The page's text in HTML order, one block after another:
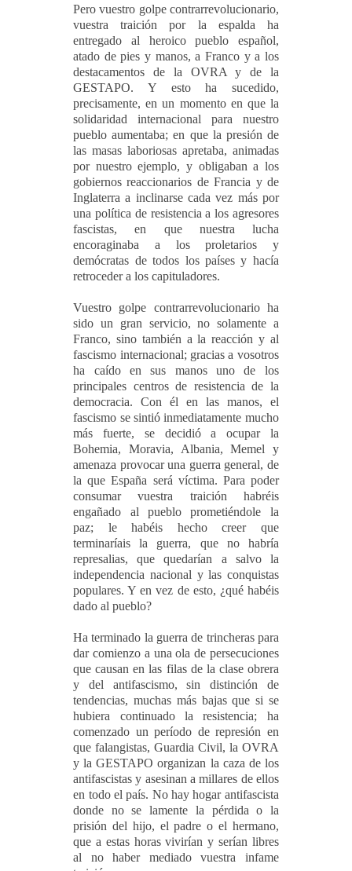
Pero vuestro golpe contrarrevolucionario,
vuestra traición por la espalda ha
entregado al heroico pueblo español,
atado de pies y manos, a Franco y a los
destacamentos de la OVRA y de la
GESTAPO. Y esto ha sucedido,
precisamente, en un momento en que la
solidaridad internacional para nuestro
pueblo aumentaba; en que la presión de
las masas laboriosas apretaba, animadas
por nuestro ejemplo, y obligaban a los
gobiernos reaccionarios de Francia y de
Inglaterra a inclinarse cada vez más por
una política de resistencia a los agresores
fascistas, en que nuestra lucha
encoraginaba a los proletarios y
demócratas de todos los países y hacía
retroceder a los capituladores.
Vuestro golpe contrarrevolucionario ha
sido un gran servicio, no solamente a
Franco, sino también a la reacción y al
fascismo internacional; gracias a vosotros
ha caído en sus manos uno de los
principales centros de resistencia de la
democracia. Con él en las manos, el
fascismo se sintió inmediatamente mucho
más fuerte, se decidió a ocupar la
Bohemia, Moravia, Albania, Memel y
amenaza provocar una guerra general, de
la que España será víctima. Para poder
consumar vuestra traición habréis
engañado al pueblo prometiéndole la
paz; le habéis hecho creer que
terminaríais la guerra, que no habría
represalias, que quedarían a salvo la
independencia nacional y las conquistas
populares. Y en vez de esto, ¿qué habéis
dado al pueblo?
Ha terminado la guerra de trincheras para
dar comienzo a una ola de persecuciones
que causan en las filas de la clase obrera
y del antifascismo, sin distinción de
tendencias, muchas más bajas que si se
hubiera continuado la resistencia; ha
comenzado un período de represión en
que falangistas, Guardia Civil, la OVRA
y la GESTAPO organizan la caza de los
antifascistas y asesinan a millares de ellos
en todo el país. No hay hogar antifascista
donde no se lamente la pérdida o la
prisión del hijo, el padre o el hermano,
que a estas horas vivirían y serían libres
al no haber mediado vuestra infame